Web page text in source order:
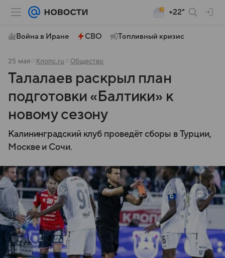
+22°
Война в Иране СВО Топливный кризис
25 мая Клопс.ru Общество
Талалаев раскрыл план
подготовки «Балтики» к
новому сезону
Калининградский клуб проведёт сборы в Турции,
Москве и Сочи.